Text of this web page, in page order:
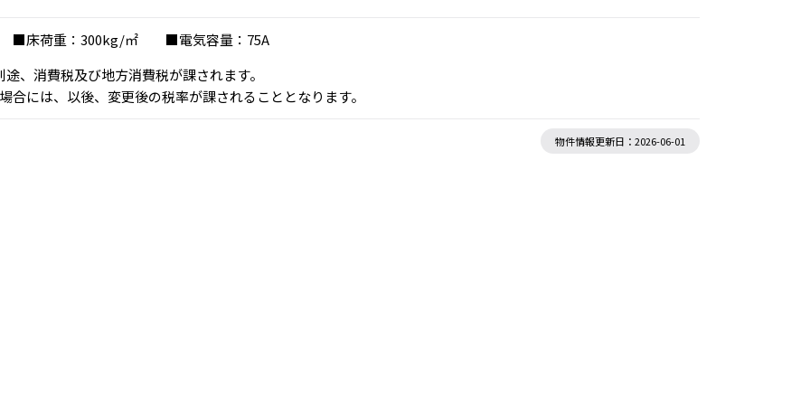
■床荷重：300kg/㎡ ■電気容量：75A
、消費税及び地方消費税が課されます。
合には、以後、変更後の税率が課されることとなります。
物件情報更新日：2026-06-01